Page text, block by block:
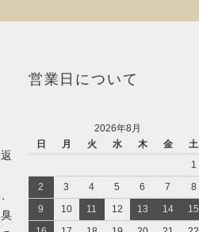
営業日について
2026年8月
日
月 火 水 木 金
土
1
2
3 4 5 6 7
8
9
10 11 12 13 14
15